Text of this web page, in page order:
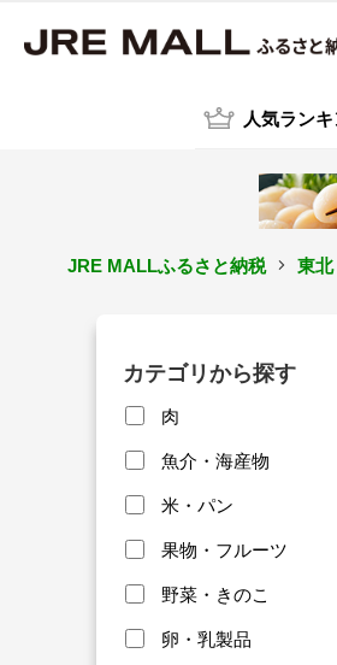
人気ラン
JRE MALLふるさと納税 東北
カテゴリから探す
肉
魚介・海産物
米・パン
果物・フルーツ
野菜・きのこ
卵・乳製品